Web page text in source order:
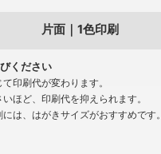
片面｜1色印刷
ください
印刷代が変わります。
ほど、印刷代を抑えられます。
は、はがきサイズがおすすめです。